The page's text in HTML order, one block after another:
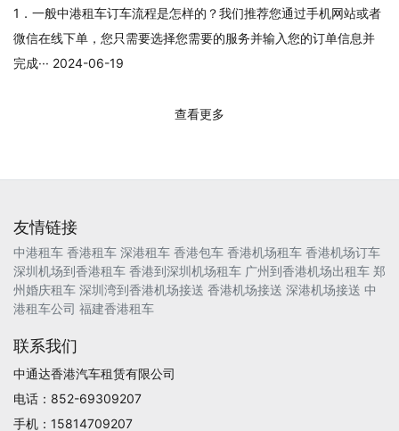
1．一般中港租车订车流程是怎样的？我们推荐您通过手机网站或者
微信在线下单，您只需要选择您需要的服务并输入您的订单信息并
完成··· 2024-06-19
查看更多
友情链接
中港租车 香港租车 深港租车 香港包车 香港机场租车 香港机场订车
深圳机场到香港租车 香港到深圳机场租车 广州到香港机场出租车 郑
州婚庆租车 深圳湾到香港机场接送 香港机场接送 深港机场接送 中
港租车公司 福建香港租车
联系我们
中通达香港汽车租赁有限公司
电话：852-69309207
手机：15814709207